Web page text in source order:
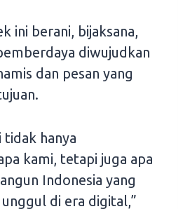
ini berani, bijaksana,
diwujudkan
dan pesan yang
tidak hanya
kami, tetapi juga apa
Indonesia yang
di era digital,”